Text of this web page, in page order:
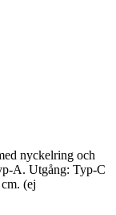
nyckelring och
A. Utgång: Typ-C
(ej